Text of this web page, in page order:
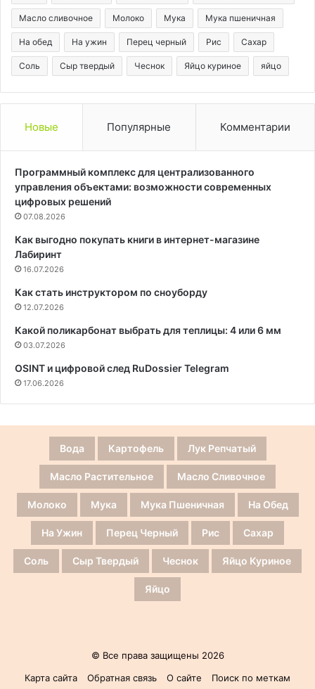
Масло сливочное Молоко Мука Мука пшеничная
На обед На ужин Перец черный Рис Сахар
Соль Сыр твердый Чеснок Яйцо куриное яйцо
Новые Популярные Комментарии
Программный комплекс для централизованного
управления объектами: возможности современных
цифровых решений
07.08.2026
Как выгодно покупать книги в интернет-магазине
Лабиринт
16.07.2026
Как стать инструктором по сноуборду
12.07.2026
Какой поликарбонат выбрать для теплицы: 4 или 6 мм
03.07.2026
OSINT и цифровой след RuDossier Telegram
17.06.2026
Вода Картофель Лук Репчатый
Масло Растительное Масло Сливочное
Молоко Мука Мука Пшеничная На Обед
На Ужин Перец Черный Рис Сахар
Соль Сыр Твердый Чеснок Яйцо Куриное
Яйцо
© Все права защищены 2026
Карта сайта
Обратная связь О сайте Поиск по меткам